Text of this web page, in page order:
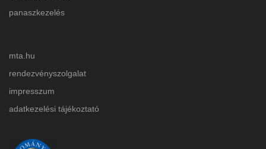
panaszkezelés
mta.hu
rendezvényszolgalat
impresszum
adatkezelési tájékoztató